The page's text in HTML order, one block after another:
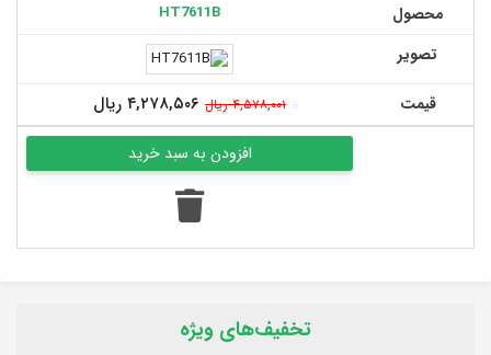
محصول HT7611B
تصویر
قیمت ۴,۵۷۸,۰۰۱ ریال ۴,۲۷۸,۵۰۶ ریال
تخفیف‌های ویژه